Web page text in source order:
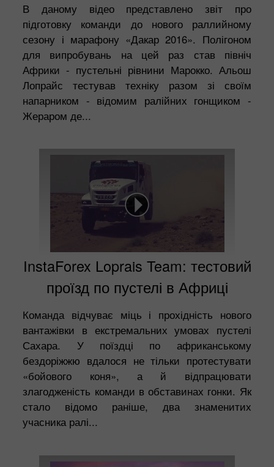
В даному відео представлено звіт про
підготовку команди до нового раллийному
сезону і марафону «Дакар 2016». Полігоном
для випробувань на цей раз став північ
Африки - пустельні рівнини Марокко. Альош
Лопрайс тестував техніку разом зі своїм
напарником - відомим ралійних гонщиком -
Жераром де...
InstaForex Loprais Team: тестовий
проїзд по пустелі в Африці
Команда відчуває міць і прохідність нового
вантажівки в екстремальних умовах пустелі
Сахара. У поїздці по африканському
бездоріжжю вдалося не тільки протестувати
«бойового коня», а й відпрацювати
злагодженість команди в обставинах гонки. Як
стало відомо раніше, два знаменитих
учасника ралі...